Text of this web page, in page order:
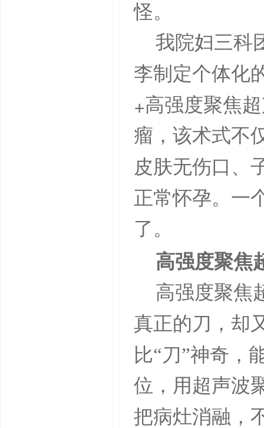
怪。
我院妇三科
李制定个体化
+高强度聚焦
瘤，该术式不
皮肤无伤口、
正常怀孕。一
了。
高强度聚焦
高强度聚焦
真正的刀，却
比“刀”神奇，
位，用超声波
把病灶消融，